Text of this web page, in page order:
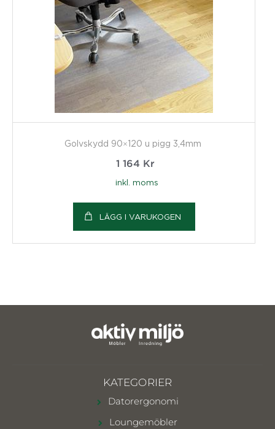
Golvskydd 90×120 u pigg 3,4mm
1 164 Kr
inkl. moms
LÄGG I VARUKOGEN
KATEGORIER
Datorergonomi
Loungemöbler